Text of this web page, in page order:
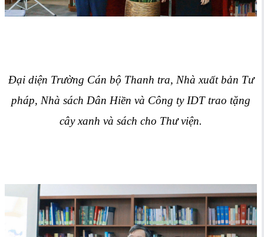
Đại diện Trường Cán bộ Thanh tra, Nhà xuất bản Tư
pháp, Nhà sách Dân Hiền và Công ty IDT trao tặng
cây xanh và sách cho Thư viện.